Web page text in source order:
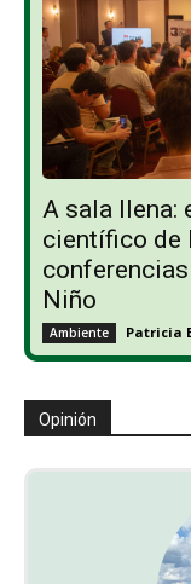
A sala llena:
científico de
Niño
Ambiente Patricia
Opinión